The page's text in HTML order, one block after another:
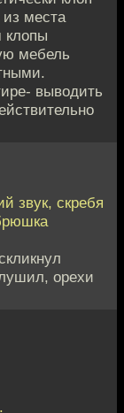
места
клопы
мебель
выводить
звук, скребя
орехи